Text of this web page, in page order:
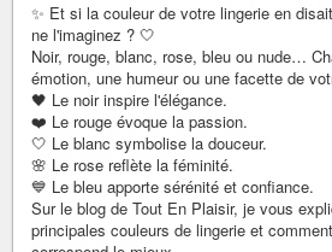
✨ Et si la couleur de votre lingerie en
ne l'imaginez ? 🤍
Noir, rouge, blanc, rose, bleu ou nude…
émotion, une humeur ou une facette de
🖤 Le noir inspire l'élégance.
❤️ Le rouge évoque la passion.
🤍 Le blanc symbolise la douceur.
🌸 Le rose reflète la féminité.
💙 Le bleu apporte sérénité et confiance.
Sur le blog de Tout En Plaisir, je vous
principales couleurs de lingerie et